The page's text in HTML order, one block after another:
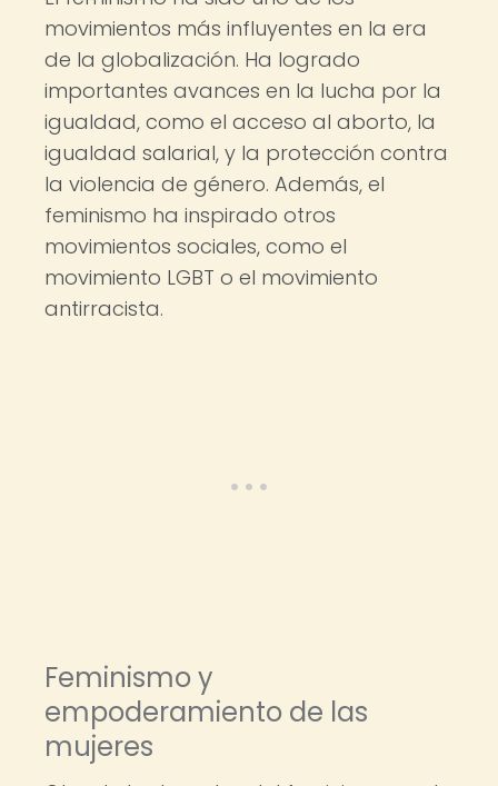
movimientos más influyentes en la era
de la globalización. Ha logrado
importantes avances en la lucha por la
igualdad, como el acceso al aborto, la
igualdad salarial, y la protección contra
la violencia de género. Además, el
feminismo ha inspirado otros
movimientos sociales, como el
movimiento LGBT o el movimiento
antirracista.
Feminismo y
empoderamiento de las
mujeres